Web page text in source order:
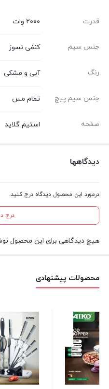
قدرت ۲۰۰۰ وات
جنس سیم کنفی نسوز
رنگ آبی و مشکی
جنس سیم پیچ تمام مس
صفحه استیم گلاید
دیدگاهها
درمورد این محصول دیدگاه درج کنید.
درج
هیچ دیدگاهی برای این محصول
محصولات پیشنهادی